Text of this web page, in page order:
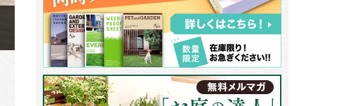
表札にはアルミ鋳物ミラージュ(福彫)を採用。照明一体型の表札で夜は表札
っきり浮き出ます。門灯の役割も兼ね備え、スタイリッシュな門袖にぴったり